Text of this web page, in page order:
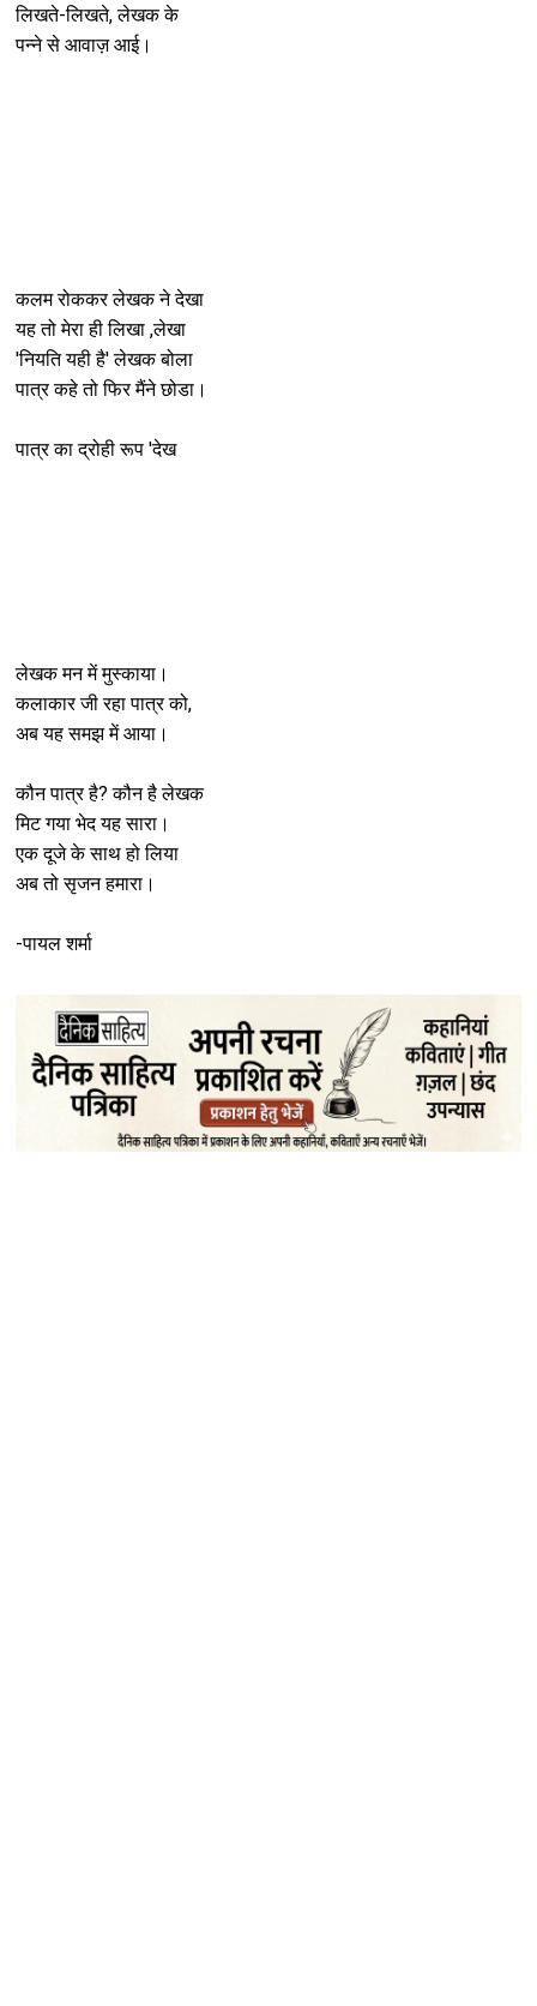
लिखते-लिखते, लेखक के
पन्ने से आवाज़ आई।
कलम रोककर लेखक ने देखा
यह तो मेरा ही लिखा ,लेखा
'नियति यही है' लेखक बोला
पात्र कहे तो फिर मैंने छोडा।
पात्र का द्रोही रूप 'देख
लेखक मन में मुस्काया।
कलाकार जी रहा पात्र को,
अब यह समझ में आया।
कौन पात्र है? कौन है लेखक
मिट गया भेद यह सारा।
एक दूजे के साथ हो लिया
अब तो सृजन हमारा।
-पायल शर्मा